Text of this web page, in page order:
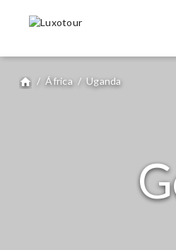
home / África / Uganda